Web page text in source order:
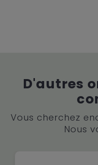
D'autres
Vous cherchez
Nous